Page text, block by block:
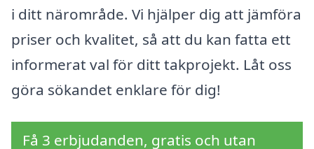
i ditt närområde. Vi hjälper dig att jämföra
priser och kvalitet, så att du kan fatta ett
informerat val för ditt takprojekt. Låt oss
göra sökandet enklare för dig!
Få 3 erbjudanden, gratis och utan